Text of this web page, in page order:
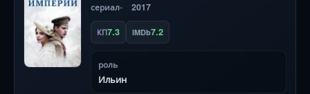
сериал 2017
КП7.3 IMDb7.2
роль
Ильин